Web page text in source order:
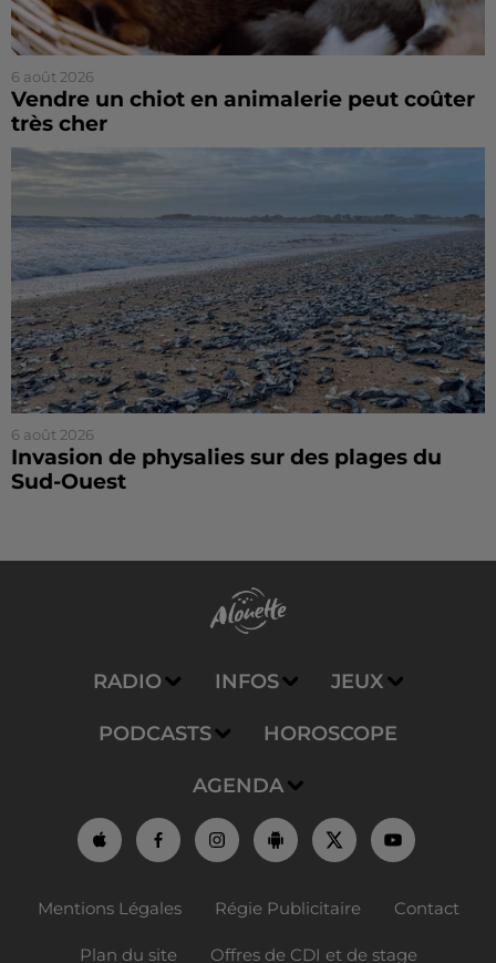
6 août 2026
Vendre un chiot en animalerie peut coûter
très cher
6 août 2026
Invasion de physalies sur des plages du
Sud-Ouest
RADIO INFOS JEUX
PODCASTS HOROSCOPE
AGENDA
Mentions Légales Régie Publicitaire Contact
Plan du site Offres de CDI et de stage